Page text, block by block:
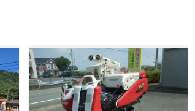
にして頂き有り難う御座いました。 引き取り
バインダーを探していて、金額もだいたい予
出来たと非常に満足しております。